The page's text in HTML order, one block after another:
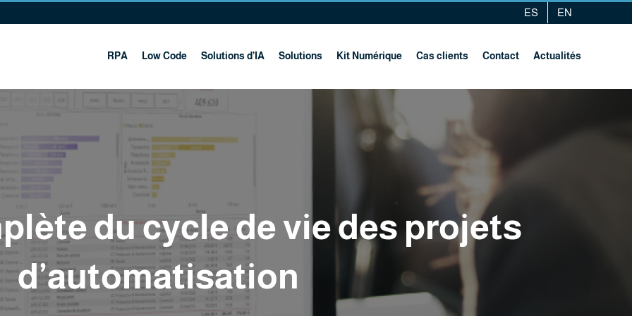
ES EN
RPA Low Code Solutions d’IA Solutions Kit Numérique Cas clients Contact Actualités
du cycle de vie des projets
d’automatisation